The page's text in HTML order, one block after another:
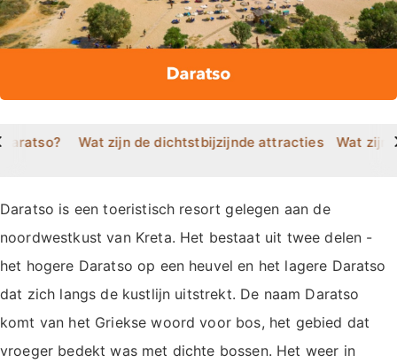
Wat zijn de dichtstbijzijnde attracties inWat zijn >
Daratso is een toeristisch resort gelegen aan de
noordwestkust van Kreta. Het bestaat uit twee delen -
het hogere Daratso op een heuvel en het lagere Daratso
dat zich langs de kustlijn uitstrekt. De naam Daratso
komt van het Griekse woord voor bos, het gebied dat
vroeger bedekt was met dichte bossen. Het weer in